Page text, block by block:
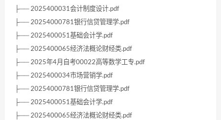
├── 2025400031会计制度设计.pdf
├── 20254000781银行信贷管理学.pdf
├── 2025400051基础会计学.pdf
├── 2025400065经济法概论财经类.pdf
├── 2025年4月自考00022高等数学工专.pdf
├── 2025400034市场营销学.pdf
├── 20254000781银行信贷管理学.pdf
├── 2025400051基础会计学.pdf
├── 2025400065经济法概论财经类.pdf